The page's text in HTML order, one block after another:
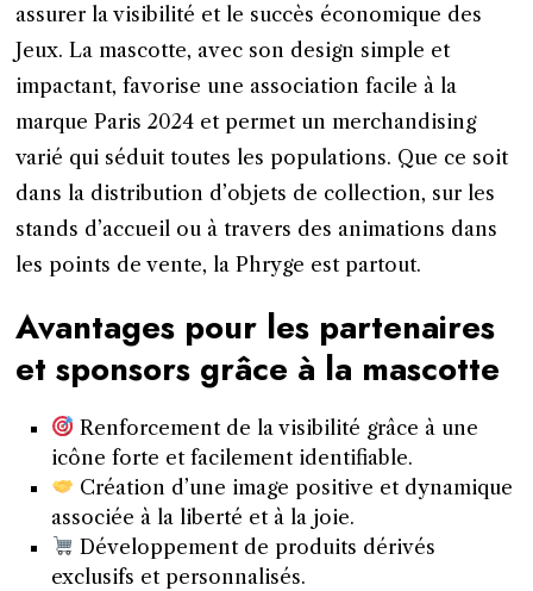
assurer la visibilité et le succès économique des
Jeux. La mascotte, avec son design simple et
impactant, favorise une association facile à la
marque Paris 2024 et permet un merchandising
varié qui séduit toutes les populations. Que ce soit
dans la distribution d’objets de collection, sur les
stands d’accueil ou à travers des animations dans
les points de vente, la Phryge est partout.
Avantages pour les partenaires
et sponsors grâce à la mascotte
Renforcement de la visibilité grâce à une
icône forte et facilement identifiable.
Création d’une image positive et dynamique
associée à la liberté et à la joie.
Développement de produits dérivés
exclusifs et personnalisés.